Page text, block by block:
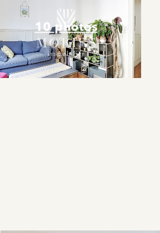
10 photos